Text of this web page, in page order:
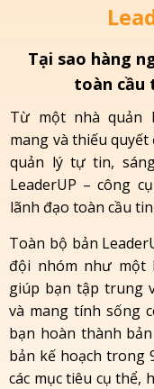
Từ một nhà quản
mang và thiếu
quản lý tự tin,
LeaderUP – công
lãnh đạo toàn cầu
Toàn bộ bản
đội nhóm như một
giúp bạn tập trung
và mang tính sống
bạn hoàn thành
bản kế hoạch trong
các mục tiêu cụ thể,
Tại sao hàng
toàn cầu